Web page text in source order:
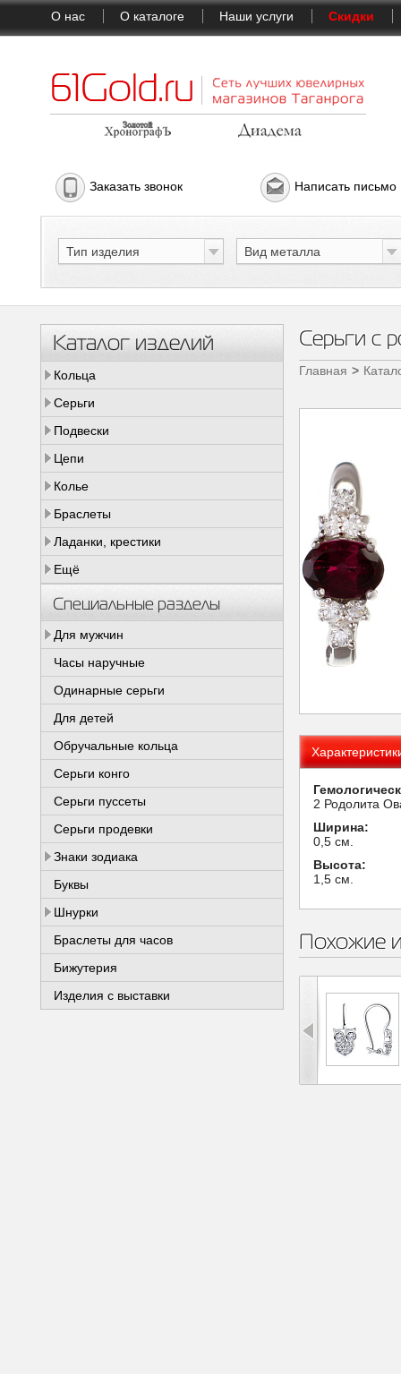
О нас О каталоге Наши услуги Скидки
Заказать звонок Написать письмо
Тип изделия Вид металла
Каталог изделий
Кольца
Серьги
Подвески
Цепи
Колье
Браслеты
Ладанки, крестики
Ещё
Специальные разделы
Для мужчин
Часы наручные
Одинарные серьги
Для детей
Обручальные кольца
Серьги конго
Серьги пуссеты
Серьги продевки
Знаки зодиака
Буквы
Шнурки
Браслеты для часов
Бижутерия
Изделия с выставки
Серьги с
Главная
2 Родолита
Ширина:
0,5 см.
Высота:
1,5 см.
Похожие